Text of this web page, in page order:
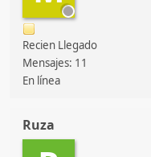
Recien Llegado
Mensajes: 11
En línea
Ruza